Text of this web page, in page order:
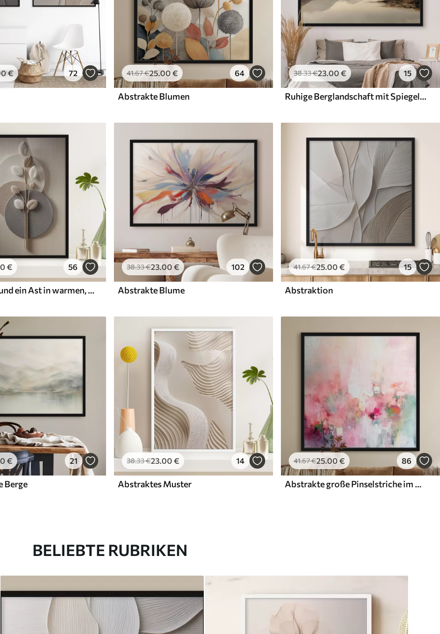
€ 72 41.67€25.00 € 64
Abstrakte Blumen
38.33€23.00 € 15
Ruhige Berglandschaft mit Spiegelung im Wasser
€ 56
Reliefkreise und ein Ast in warmen, neutralen Farbtönen
38.33€23.00 € 102
Abstrakte Blume
41.67€25.00 € 15
Abstraktion
€ 21
Berge
38.33€23.00 € 14
Abstraktes Muster
41.67€25.00 € 86
Abstrakte große Pinselstriche im modernen Stil
BELIEBTE RUBRIKEN